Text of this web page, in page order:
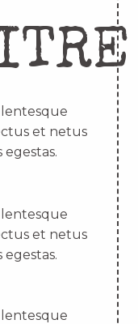
et netus
et netus